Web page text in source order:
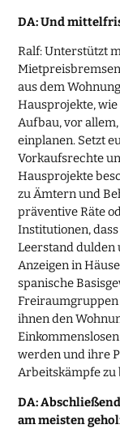
DA: Und
Ralf: Unterstützt
aus dem
Hausprojekte,
Aufbau, vor
einplanen. Setzt
Vorkaufsrechte
Hausprojekte
zu Ämtern und
präventive Räte
Institutionen,
Leerstand dulden
Anzeigen in
spanische
Freiraumgruppen
ihnen den
werden und ihre
Arbeitskämpfe zu
DA:
am meisten